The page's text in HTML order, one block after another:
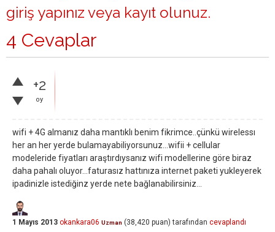
giriş yapınız veya kayıt olunuz.
4 Cevaplar
+2
oy
wifi + 4G almanız daha mantıklı benim fikrimce..çünkü wirelessı
her an her yerde bulamayabiliyorsunuz...wifii + cellular
modeleride fiyatları araştırdıysanız wifi modellerine göre biraz
daha pahalı oluyor...faturasız hattınıza internet paketi yukleyerek
ipadinizle istediğinz yerde nete bağlanabilirsiniz...
1 Mayıs 2013 okankara06 Uzman (38,420 puan) tarafından cevaplandı